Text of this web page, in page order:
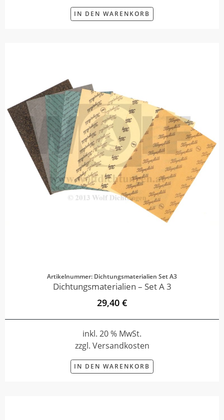
IN DEN WARENKORB
Artikelnummer: Dichtungsmaterialien Set A3
Dichtungsmaterialien – Set A 3
29,40 €
inkl. 20 % MwSt.
zzgl. Versandkosten
IN DEN WARENKORB